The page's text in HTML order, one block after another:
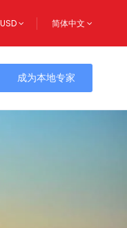
USD 简体中文
成为本地专家